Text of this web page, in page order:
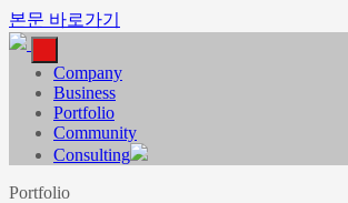
본문 바로가기
Company
Business
Portfolio
Community
Consulting
Portfolio